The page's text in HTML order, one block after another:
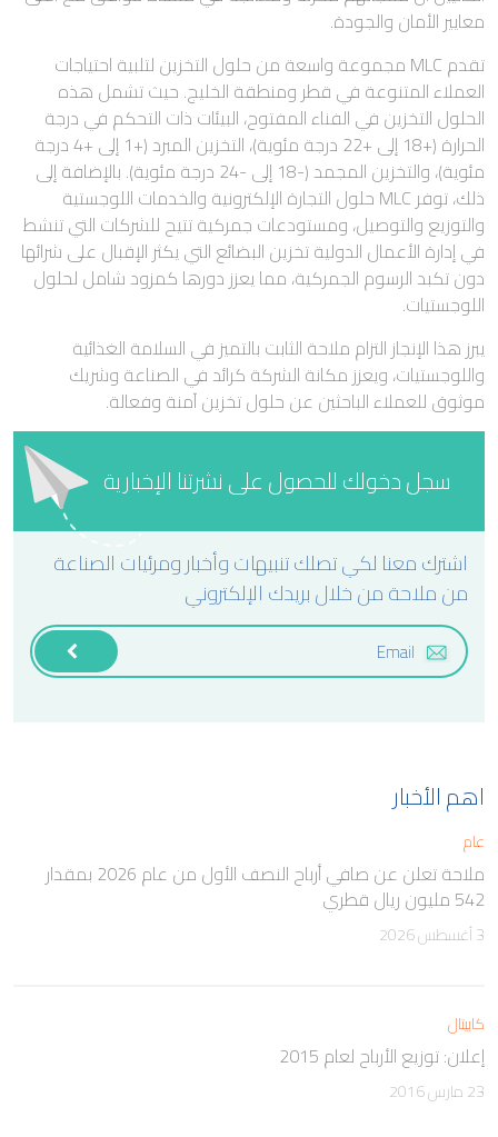
معايير الأمان والجودة.
تقدم MLC مجموعة واسعة من حلول التخزين لتلبية احتياجات
العملاء المتنوعة في قطر ومنطقة الخليج. حيث تشمل هذه
الحلول التخزين في الفناء المفتوح، البيئات ذات التحكم في درجة
الحرارة (+18 إلى +22 درجة مئوية)، التخزين المبرد (+1 إلى +4 درجة
مئوية)، والتخزين المجمد (-18 إلى -24 درجة مئوية). بالإضافة إلى
ذلك، توفر MLC حلول التجارة الإلكترونية والخدمات اللوجستية
والتوزيع والتوصيل، ومستودعات جمركية تتيح للشركات التي تنشط
في إدارة الأعمال الدولية تخزين البضائع التي يكثر الإقبال على شرائها
دون تكبد الرسوم الجمركية، مما يعزز دورها كمزود شامل لحلول
اللوجستيات.
يبرز هذا الإنجاز التزام ملاحة الثابت بالتميز في السلامة الغذائية
واللوجستيات، ويعزز مكانة الشركة كرائد في الصناعة وشريك
موثوق للعملاء الباحثين عن حلول تخزين آمنة وفعالة.
سجل دخولك للحصول على نشرتنا الإخبارية
اشترك معنا لكي تصلك تنبيهات وأخبار ومرئيات الصناعة
من ملاحة من خلال بريدك الإلكتروني
اهم الأخبار
عام
ملاحة تعلن عن صافي أرباح النصف الأول من عام 2026 بمقدار
542 مليون ريال قطري
3 أغسطس 2026
كابيتال
إعلان: توزيع الأرباح لعام 2015
23 مارس 2016